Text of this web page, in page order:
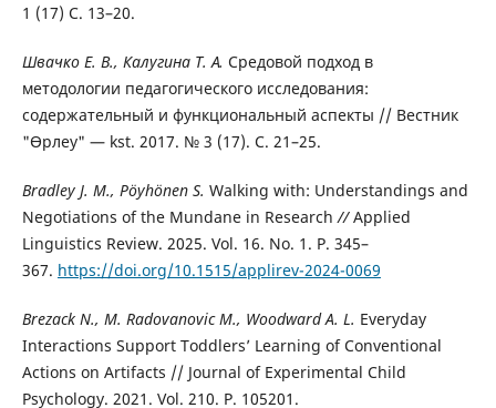
1 (17) С. 13–20.
Швачко Е. В., Калугина Т. А. Средовой подход в
методологии педагогического исследования:
содержательный и функциональный аспекты // Вестник
"Өрлеу" — kst. 2017. № 3 (17). С. 21–25.
Bradley J. M., Pöyhönen S. Walking with: Understandings and
Negotiations of the Mundane in Research //Applied
Linguistics Review. 2025. Vol. 16. No. 1. P. 345–
367. https://doi.org/10.1515/applirev-2024-0069
Brezack N., M. Radovanovic M., Woodward A. L. Everyday
Interactions Support Toddlers’ Learning of Conventional
Actions on Artifacts // Journal of Experimental Child
Psychology. 2021. Vol. 210. P. 105201.